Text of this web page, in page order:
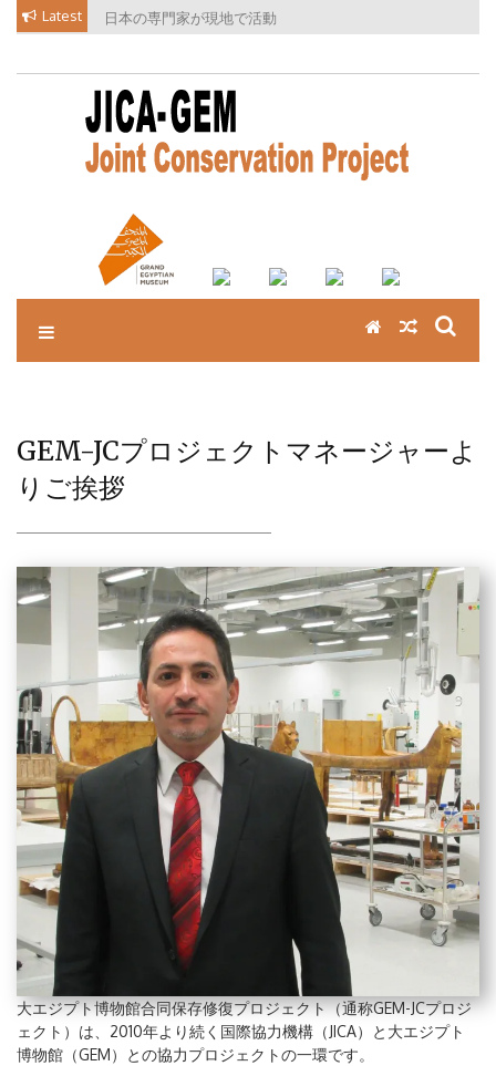
Skip
Latest 日本の専門家が現地で活動
GEM-JCプロジェクトマネージャーよ
りご挨拶
大エジプト博物館合同保存修復プロジェクト（通称GEM-JCプロジ
ェクト）は、2010年より続く国際協力機構（JICA）と大エジプト
博物館（GEM）との協力プロジェクトの一環です。